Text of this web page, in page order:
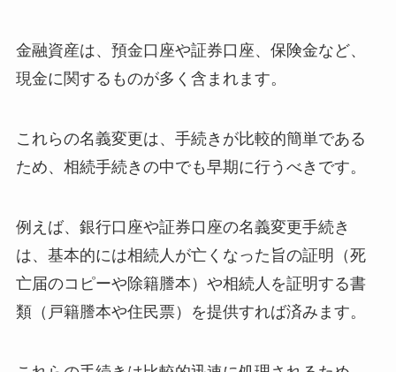
金融資産は、預金口座や証券口座、保険金など、
現金に関するものが多く含まれます。
これらの名義変更は、手続きが比較的簡単である
ため、相続手続きの中でも早期に行うべきです。
例えば、銀行口座や証券口座の名義変更手続き
は、基本的には相続人が亡くなった旨の証明（死
亡届のコピーや除籍謄本）や相続人を証明する書
類（戸籍謄本や住民票）を提供すれば済みます。